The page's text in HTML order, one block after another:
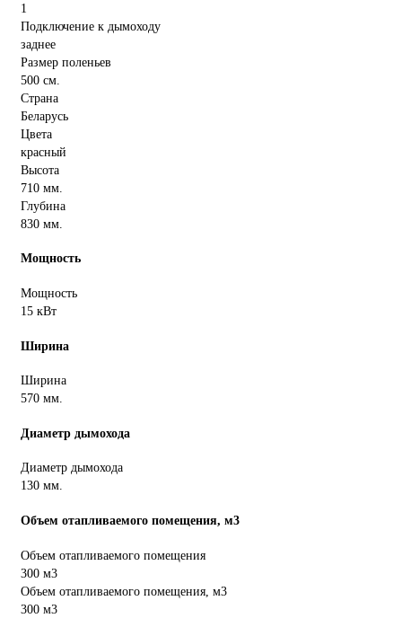
1
Подключение к дымоходу
заднее
Размер поленьев
500 см.
Страна
Беларусь
Цвета
красный
Высота
710 мм.
Глубина
830 мм.
Мощность
Мощность
15 кВт
Ширина
Ширина
570 мм.
Диаметр дымохода
Диаметр дымохода
130 мм.
Объем отапливаемого помещения, м3
Объем отапливаемого помещения
300 м3
Объем отапливаемого помещения, м3
300 м3